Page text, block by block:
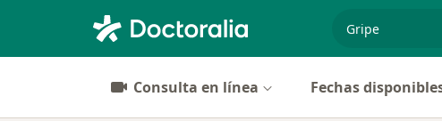
especialidad,
Consulta en línea Fechas